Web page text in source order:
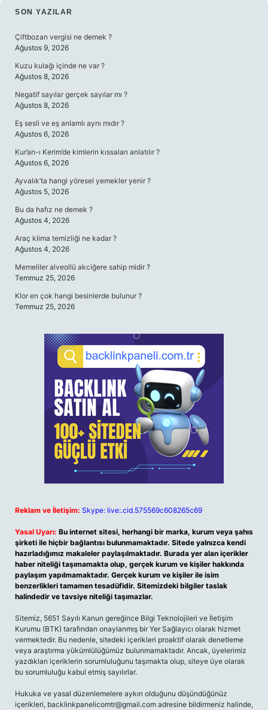
SIDEBAR
SON YAZILAR
Çiftbozan vergisi ne demek ?
Ağustos 9, 2026
Kuzu kulağı içinde ne var ?
Ağustos 8, 2026
Negatif sayılar gerçek sayılar mı ?
Ağustos 8, 2026
Eş sesli ve eş anlamlı aynı mıdır ?
Ağustos 6, 2026
Kur’an-ı Kerim’de kimlerin kıssaları anlatılır ?
Ağustos 6, 2026
Ayvalık’ta hangi yöresel yemekler yenir ?
Ağustos 5, 2026
Bu da hafız ne demek ?
Ağustos 4, 2026
Araç klima temizliği ne kadar ?
Ağustos 4, 2026
Memeliler alveollü akciğere sahip midir ?
Temmuz 25, 2026
Klor en çok hangi besinlerde bulunur ?
Temmuz 25, 2026
Reklam ve İletişim: Skype: live:.cid.575569c608265c69
Yasal Uyarı: Bu internet sitesi, herhangi bir marka, kurum veya şahıs
şirketi ile hiçbir bağlantısı bulunmamaktadır. Sitede yalnızca kendi
hazırladığımız makaleler paylaşılmaktadır. Burada yer alan içerikler
haber niteliği taşımamakta olup, gerçek kurum ve kişiler hakkında
paylaşım yapılmamaktadır. Gerçek kurum ve kişiler ile isim
benzerlikleri tamamen tesadüfidir. Sitemizdeki bilgiler taslak
halindedir ve tavsiye niteliği taşımazlar.
Sitemiz, 5651 Sayılı Kanun gereğince Bilgi Teknolojileri ve İletişim
Kurumu (BTK) tarafından onaylanmış bir Yer Sağlayıcı olarak hizmet
vermektedir. Bu nedenle, sitedeki içerikleri proaktif olarak denetleme
veya araştırma yükümlülüğümüz bulunmamaktadır. Ancak, üyelerimiz
yazdıkları içeriklerin sorumluluğunu taşımakta olup, siteye üye olarak
bu sorumluluğu kabul etmiş sayılırlar.
Hukuka ve yasal düzenlemelere aykırı olduğunu düşündüğünüz
içerikleri, backlinkpanelicomtr@gmail.com adresine bildirmeniz halinde,